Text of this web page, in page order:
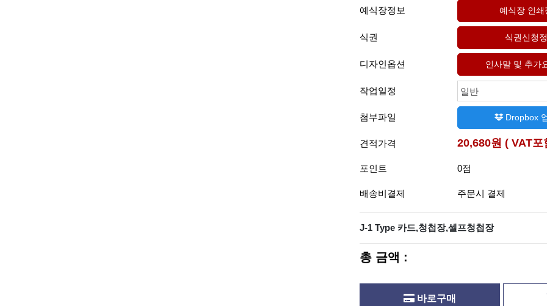
예식장정보
식권
디자인옵션
작업일정 일반
첨부파일 Dropbox
견적가격 20,680원 ( VAT포
포인트 0점
배송비결제 주문시 결제
J-1 Type 카드,청첩장,셀프청첩장
총 금액 :
바로구매